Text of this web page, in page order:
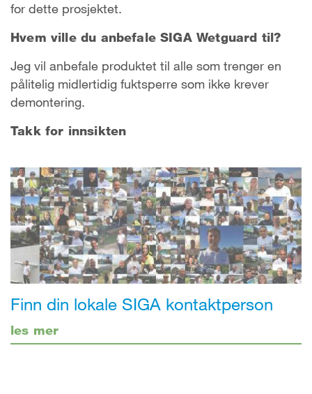
for dette prosjektet.
Hvem ville du anbefale SIGA Wetguard til?
Jeg vil anbefale produktet til alle som trenger en
pålitelig midlertidig fuktsperre som ikke krever
demontering.
Takk for innsikten
Finn din lokale SIGA kontaktperson
les mer